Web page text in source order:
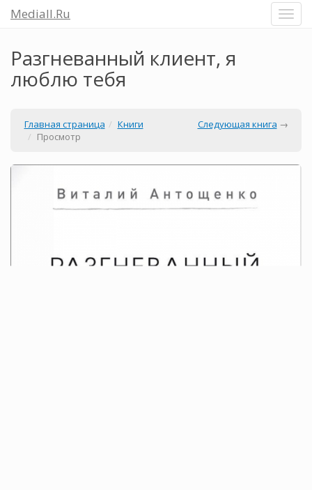
Mediall.Ru
Разгневанный клиент, я
люблю тебя
Следующая книга →
Главная страница
Книги
Просмотр